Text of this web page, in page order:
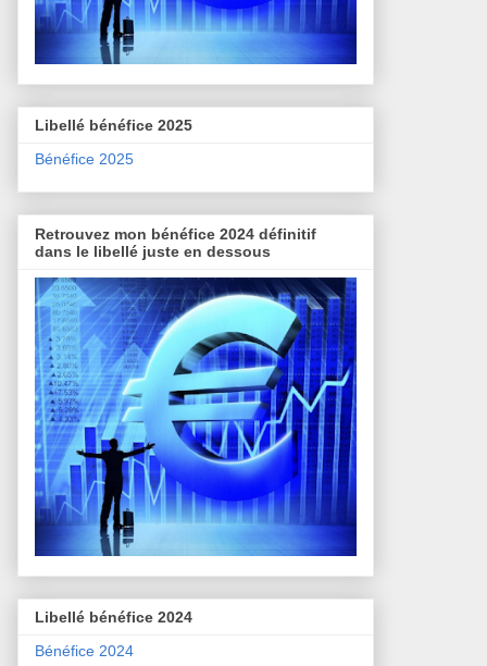
Libellé bénéfice 2025
Bénéfice 2025
Retrouvez mon bénéfice 2024 définitif
dans le libellé juste en dessous
Libellé bénéfice 2024
Bénéfice 2024